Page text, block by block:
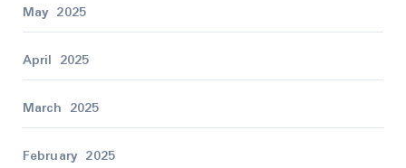
May 2025
April 2025
March 2025
February 2025